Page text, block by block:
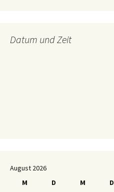
Datum und Zeit
August 2026
M
D M D